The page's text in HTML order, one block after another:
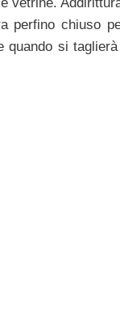
perfino chiuso
quando si